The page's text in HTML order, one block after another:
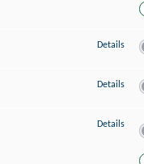
Details zu
Details zu
Details zu